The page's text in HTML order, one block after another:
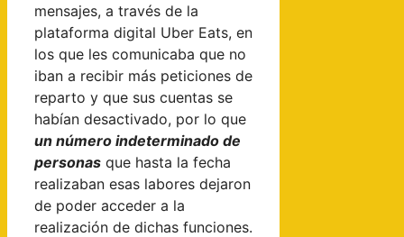
mensajes, a través de la
plataforma digital Uber Eats, en
los que les comunicaba que no
iban a recibir más peticiones de
reparto y que sus cuentas se
habían desactivado, por lo que
un número indeterminado de
personas que hasta la fecha
realizaban esas labores dejaron
de poder acceder a la
realización de dichas funciones.